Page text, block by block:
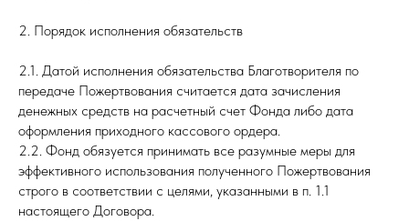
2. Порядок исполнения обязательств
2.1. Датой исполнения обязательства Благотворителя по
передаче Пожертвования считается дата зачисления
денежных средств на расчетный счет Фонда либо дата
оформления приходного кассового ордера.
2.2. Фонд обязуется принимать все разумные меры для
эффективного использования полученного Пожертвования
строго в соответствии с целями, указанными в п. 1.1
настоящего Договора.